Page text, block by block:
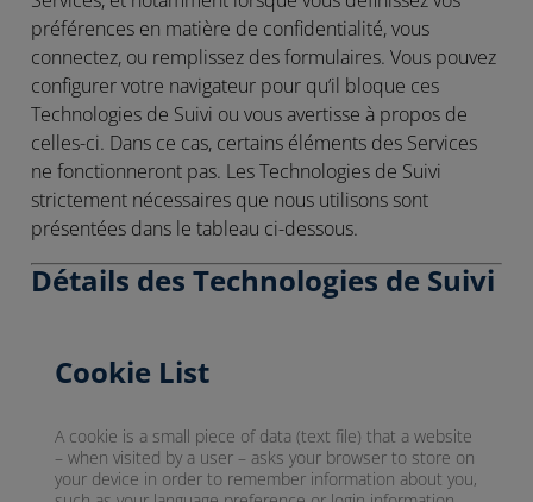
préférences en matière de confidentialité, vous
connectez, ou remplissez des formulaires. Vous pouvez
configurer votre navigateur pour qu’il bloque ces
Technologies de Suivi ou vous avertisse à propos de
celles-ci. Dans ce cas, certains éléments des Services
ne fonctionneront pas. Les Technologies de Suivi
strictement nécessaires que nous utilisons sont
présentées dans le tableau ci-dessous.
Détails des Technologies de Suivi
Cookie List
A cookie is a small piece of data (text file) that a website
– when visited by a user – asks your browser to store on
your device in order to remember information about you,